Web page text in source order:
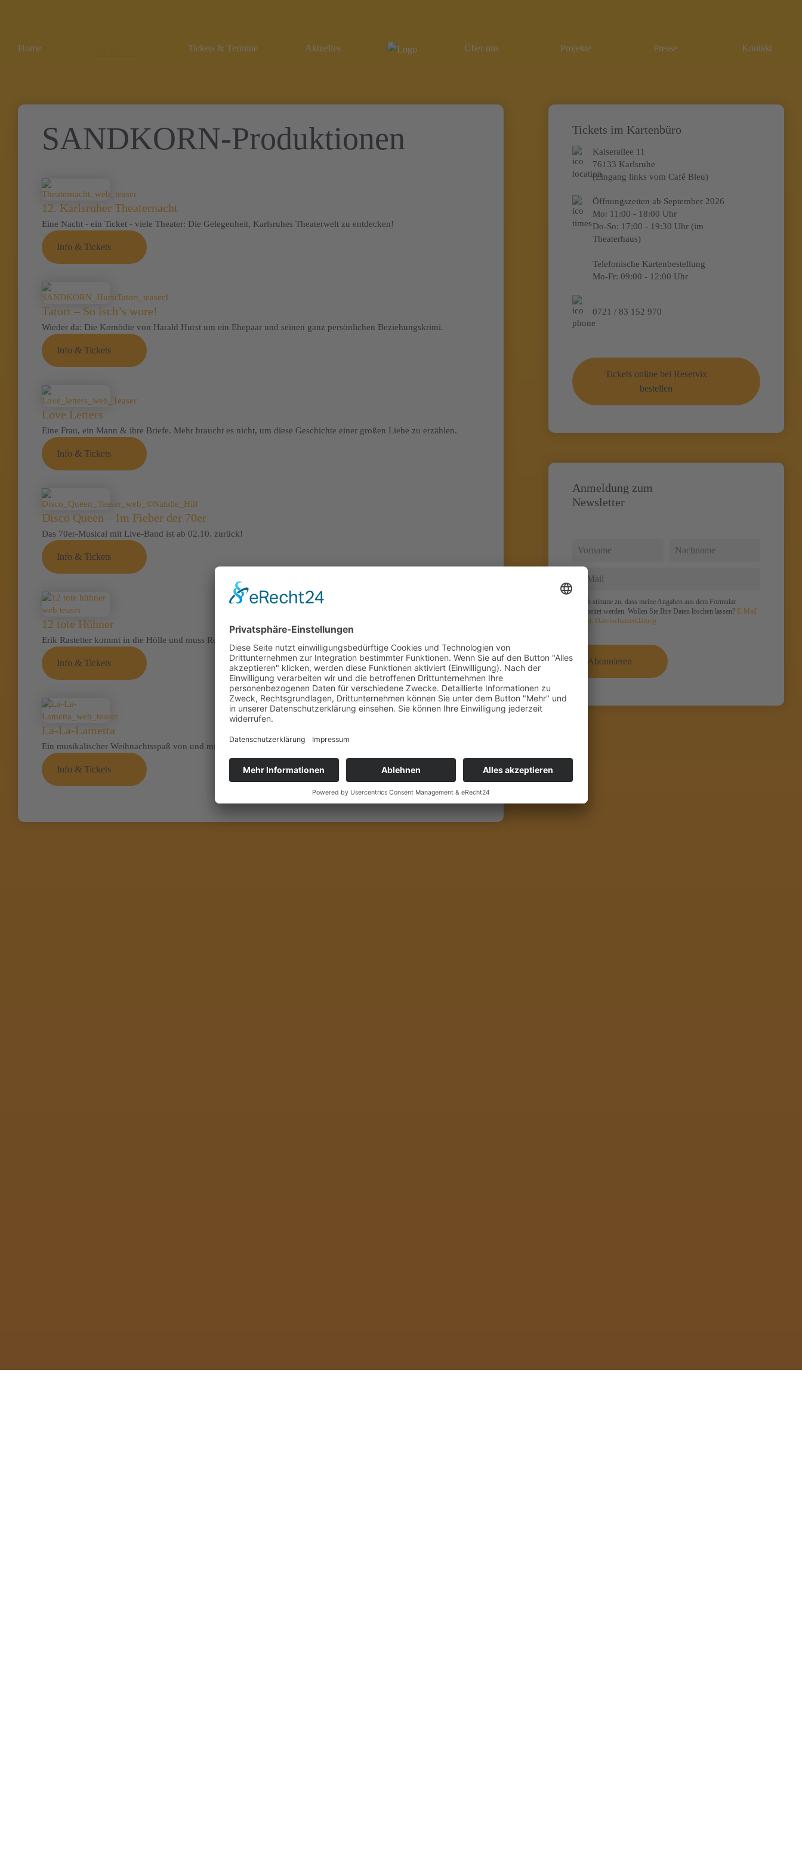
Home Tickets & Termine Aktuelles Über uns Projekte Presse Kontakt
SANDKORN-Produktionen
12. Karlsruher Theaternacht
Eine Nacht - ein Ticket - viele Theater: Die Gelegenheit, Karlsruhes Theaterwelt zu entdecken!
Info & Tickets
Tatort – So isch’s wore!
Wieder da: Die Komödie von Harald Hurst um ein Ehepaar und seinen ganz persönlichen Beziehungskrimi.
Info & Tickets
Love Letters
Eine Frau, ein Mann & ihre Briefe. Mehr braucht es nicht, um diese Geschichte einer großen Liebe zu erzählen.
Info & Tickets
Disco Queen – Im Fieber der 70er
Das 70er-Musical mit Live-Band ist ab 02.10. zurück!
Info & Tickets
12 tote Hühner
Erik Rastetter kommt in die Hölle und muss Rechenschaft ablegen. Ein kabarettistischer Eiertanz!
Info & Tickets
La-La-Lametta
Ein musikalischer Weihnachtsspaß von und mit Silvie Fazlija, Jana Schrietter und Michael Postweiler
Info & Tickets
Tickets im Kartenbüro
Kaiserallee 11
76133 Karlsruhe
(Eingang links vom Café Bleu)
Öffnungszeiten ab September 2026
Mo: 11:00 - 18:00 Uhr
Do-So: 17:00 - 19:30 Uhr (im
Theaterhaus)
Telefonische Kartenbestellung
Mo-Fr:09:00 - 12:00 Uhr
0721 / 83 152 970
Tickets online bei Reservix
bestellen
Anmeldung zum
Newsletter
Ich stimme zu, dass meine Angaben aus dem Formular
verarbeitet werden. Wollen Sie Ihre Daten löschen lassen? E-Mail
genügt. Datenschutzerklärung
Abonnieren